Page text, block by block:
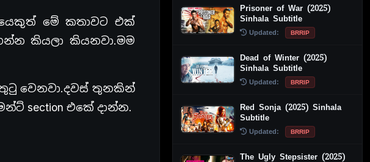
මේ කතාවට එක්
කියලා කියනවා.මම
වෙනවා.දවස් තුනකින්
section එකේ දාන්න.
Prisoner of War (2025)
Sinhala Subtitle
Updated: BRRIP
Dead of Winter (2025)
Sinhala Subtitle
Updated: BRRIP
Red Sonja (2025) Sinhala
Subtitle
Updated: BRRIP
The Ugly Stepsister (2025)